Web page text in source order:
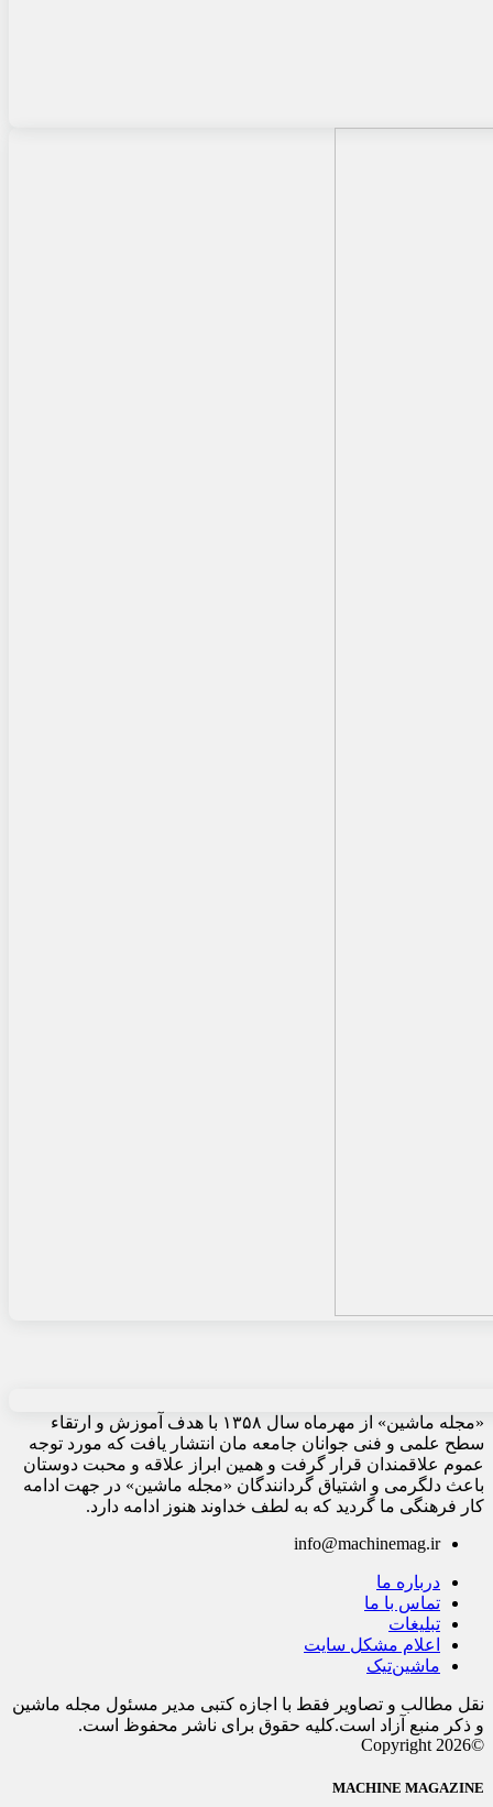
«مجله ماشین» از مهرماه سال ۱۳۵۸ با هدف آموزش و ارتقاء
سطح علمی و فنی جوانان جامعه مان انتشار یافت که مورد توجه
عموم علاقمندان قرار گرفت و همین ابراز علاقه و محبت دوستان
باعث دلگرمی و اشتیاق گردانندگان «مجله ماشین» در جهت ادامه
کار فرهنگی ما گردید که به لطف خداوند هنوز ادامه دارد.
info@machinemag.ir
درباره ما
تماس با ما
تبلیغات
اعلام مشکل سایت
ماشین‌تیک
نقل مطالب و تصاویر فقط با اجازه کتبی مدیر مسئول مجله ماشین
و ذکر منبع آزاد است.کلیه حقوق برای ناشر محفوظ است.
©Copyright 2026
MACHINE MAGAZINE